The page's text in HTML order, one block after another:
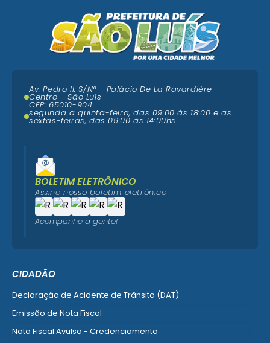
CIDADÃO
Declaração de Acidente de Trânsito (DAT)
Emissão de Nota Fiscal
Nota Fiscal Avulsa - Credenciamento
Av. Pedro II, S/N° - Palácio De La Ravardière -
Centro - São Luís
CEP: 65010-904
segunda a quinta-feira, das 09:00 ás 18:00 e as
sextas-feiras, das 09:00 às 14:00hs
BOLETIM ELETRÔNICO
Assine nosso boletim eletrônico
Acompanhe a gente!